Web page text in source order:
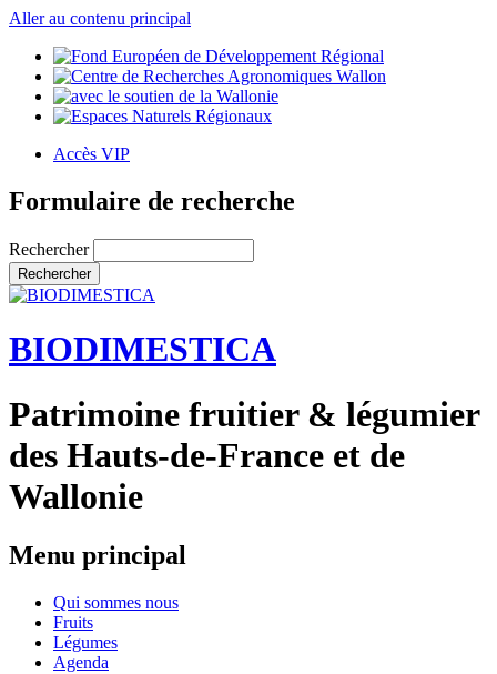
Aller au contenu principal
Accès VIP
Formulaire de recherche
Rechercher
BIODIMESTICA
Patrimoine fruitier & légumier
des Hauts-de-France et de
Wallonie
Menu principal
Qui sommes nous
Fruits
Légumes
Agenda